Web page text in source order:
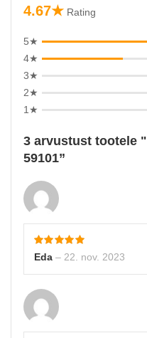
4.67★ Rating
5★
4★
3★
2★
1★
3 arvustust tootele
59101
Eda – 22. nov. 2023